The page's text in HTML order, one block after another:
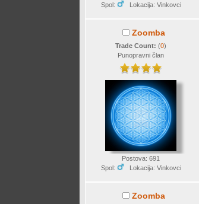
Spol:
Lokacija: Vinkovci
Zoomba
Trade Count:(0)
Punopravni član
Postova: 691
Spol:
Lokacija: Vinkovci
Zoomba